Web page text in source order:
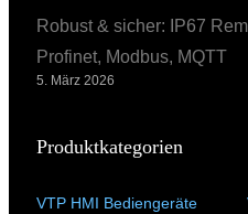
Robust & sicher: IP67
Profinet, Modbus, MQTT
5. März 2026
Produktkategorien
VTP HMI Bediengeräte